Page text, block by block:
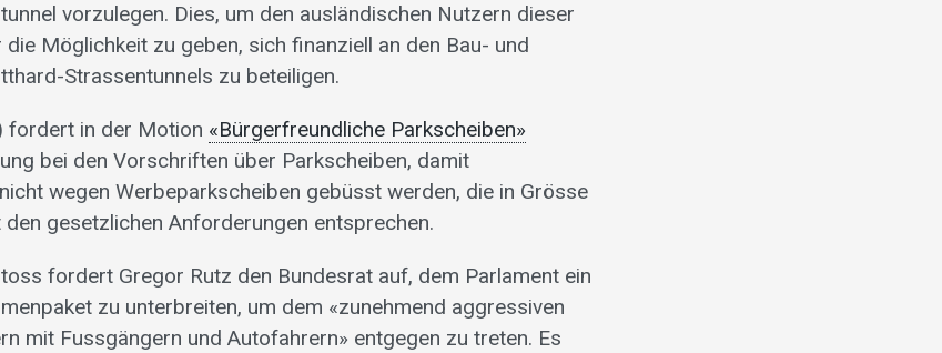
vorzulegen. Dies, um den ausländischen Nutzern dieser
Möglichkeit zu geben, sich finanziell an den Bau- und
Strassentunnels zu beteiligen.
fordert in der Motion «Bürgerfreundliche Parkscheiben»
bei den Vorschriften über Parkscheiben, damit
wegen Werbeparkscheiben gebüsst werden, die in Grösse
gesetzlichen Anforderungen entsprechen.
fordert Gregor Rutz den Bundesrat auf, dem Parlament ein
zu unterbreiten, um dem «zunehmend aggressiven
mit Fussgängern und Autofahrern» entgegen zu treten. Es